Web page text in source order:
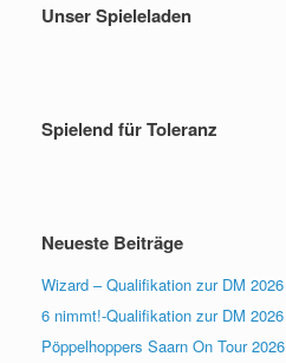
Unser Spieleladen
Spielend für Toleranz
Neueste Beiträge
Wizard – Qualifikation zur DM 2026
6 nimmt!-Qualifikation zur DM 2026
Pöppelhoppers Saarn On Tour 2026